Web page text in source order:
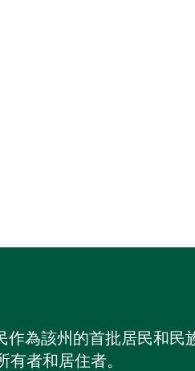
為該州的首批居民和民
有者和居住者。